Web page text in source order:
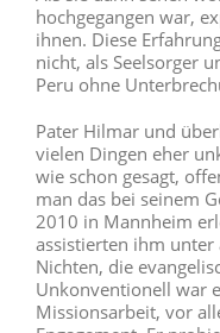
hochgegangen war,
ihnen. Diese
nicht, als Seelsorger
Peru ohne
Pater Hilmar und
vielen Dingen eher
wie schon gesagt,
man das bei seinem
2010 in Mannheim
assistierten ihm unter
Nichten, die
Unkonventionell war
Missionsarbeit, vor